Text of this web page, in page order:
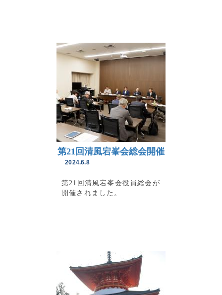
第21回清風宕峯会総会開催
2024.6.8
第21回清風宕峯会役員総会が
開催されました。